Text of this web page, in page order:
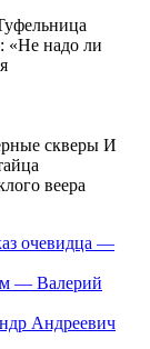
«Не надо ли
скверы И
веера
очевидца —
— Валерий
Андреевич